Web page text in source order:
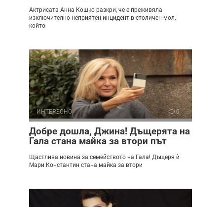
Актрисата Анна Кошко разкри, че е преживяла
изключително неприятен инцидент в столичен мол,
който
ИНТЕРЕСНО 0
Добре дошла, Джина! Дъщерята на
Гала стана майка за втори път
Щастлива новина за семейството на Гала! Дъщеря ѝ
Мари Константин стана майка за втори